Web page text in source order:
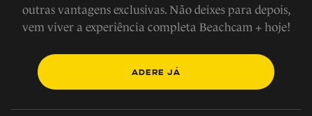
outras vantagens exclusivas. Não deixes para depois,
vem viver a experiência completa Beachcam + hoje!
ADERE JÁ